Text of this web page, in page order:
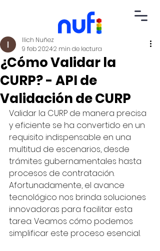
¿Cómo Validar la
CURP? - API de
Validación de CURP
Ilich Nuñez
9 feb 20242 min de lectura
Validar la CURP de manera precisa
y eficiente se ha convertido en un
requisito indispensable en una
multitud de escenarios, desde
trámites gubernamentales hasta
procesos de contratación.
Afortunadamente, el avance
tecnológico nos brinda soluciones
innovadoras para facilitar esta
tarea. Veamos cómo podemos
simplificar este proceso esencial.